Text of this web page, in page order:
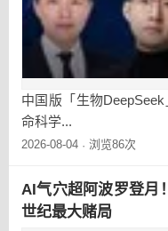
中国版「生物
命科学...
2026-08-04 · 浏览86次
AI气穴超阿波罗登月
世纪最大赌局